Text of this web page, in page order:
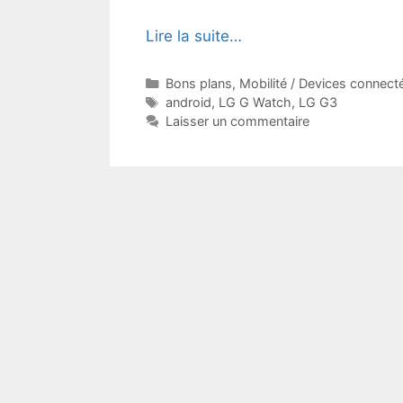
Lire la suite…
Catégories
Bons plans, Mobilité / Devices
Étiquettes
android, LG G Watch, LG G3
Laisser un commentaire